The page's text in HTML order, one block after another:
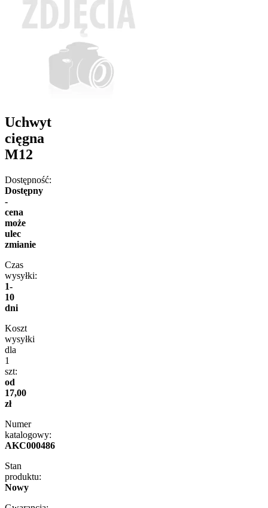
Uchwyt
cięgna
M12
Dostępność:
Dostępny
-
cena
może
ulec
zmianie
Czas
wysyłki:
1-
10
dni
Koszt
wysyłki
dla
1
szt:
od
17,00
zł
Numer
katalogowy:
AKC000486
Stan
produktu:
Nowy